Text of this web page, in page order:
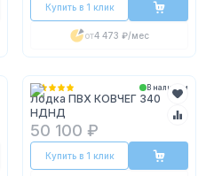
Купить в 1 клик
от4 473 ₽/мес
В наличии
Лодка ПВХ КОВЧЕГ 340
НДНД
50 100 ₽
Купить в 1 клик